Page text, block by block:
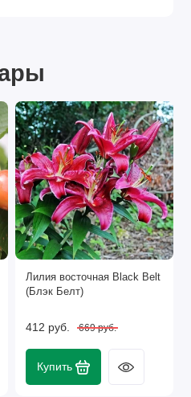
Лилия восточная Black Belt
(Блэк Белт)
412 руб. 669 руб.
Купить